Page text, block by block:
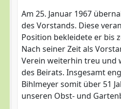
Am 25. Januar 1967
des Vorstands. Diese
Position bekleidete er bis
Nach seiner Zeit als
Verein weiterhin treu und
des Beirats. Insgesamt
Bihlmeyer somit über 51
unseren Obst- und